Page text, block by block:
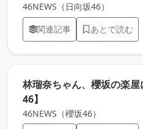
46NEWS（日向坂46）
関連記事
あとで読む
林瑠奈ちゃん、櫻坂の楽
46】
46NEWS（櫻坂46）